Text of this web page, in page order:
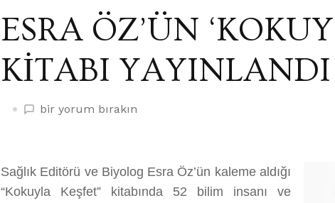
ESRA ÖZ’ÜN
KİTABI YAYINLANDI
ESRA
KİTABI
YAYINLANDI
bir yorum bırakın
Sağlık Editörü ve Biyolog Esra Öz’ün kaleme aldığı
“Kokuyla Keşfet” kitabında 52 bilim insanı ve